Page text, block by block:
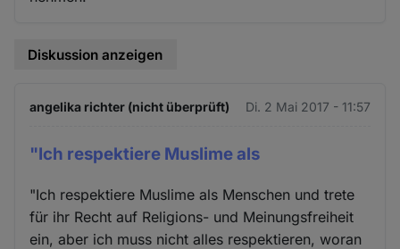
Diskussion anzeigen
angelika richter (nicht überprüft) Di. 2 Mai 2017 - 11:57
"Ich respektiere Muslime als
"Ich respektiere Muslime als Menschen und trete
für ihr Recht auf Religions- und Meinungsfreiheit
ein, aber ich muss nicht alles respektieren, woran